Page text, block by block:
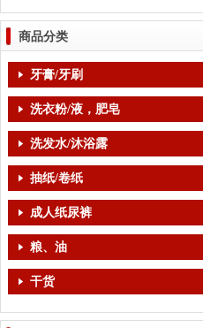
商品分类
牙膏/牙刷
洗衣粉/液，肥皂
洗发水/沐浴露
抽纸/卷纸
成人纸尿裤
粮、油
干货